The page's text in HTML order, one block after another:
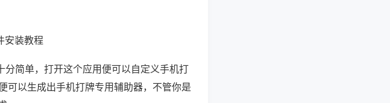
安装教程
分简单，打开这个应用便可以自定义手机打
可以生成出手机打牌专用辅助器，不管你是